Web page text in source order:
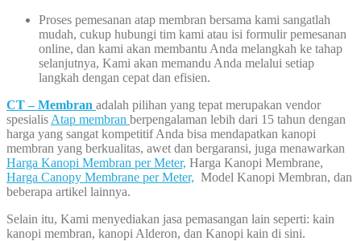
Proses pemesanan atap membran bersama kami sangatlah
mudah, cukup hubungi tim kami atau isi formulir pemesanan
online, dan kami akan membantu Anda melangkah ke tahap
selanjutnya, Kami akan memandu Anda melalui setiap
langkah dengan cepat dan efisien.
CT – Membran adalah pilihan yang tepat merupakan vendor
spesialis Atap membran berpengalaman lebih dari 15 tahun dengan
harga yang sangat kompetitif Anda bisa mendapatkan kanopi
membran yang berkualitas, awet dan bergaransi, juga menawarkan
Harga Kanopi Membran per Meter, Harga Kanopi Membrane,
Harga Canopy Membrane per Meter, Model Kanopi Membran, dan
beberapa artikel lainnya.
Selain itu, Kami menyediakan jasa pemasangan lain seperti: kain
kanopi membran, kanopi Alderon, dan Kanopi kain di sini.